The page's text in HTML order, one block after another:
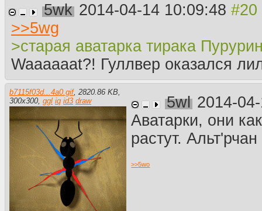
5wk 2014-04-14 10:09:48
>>5wg
>старая аватарка тирака
Waaaaaat?! Гуллвер оказался
b7115f03d...4a0.gif, 2820.86 KB
300x300 ggl iq id3 draw 5wl 2014-
Аватарки, они
растут.
>>5wo